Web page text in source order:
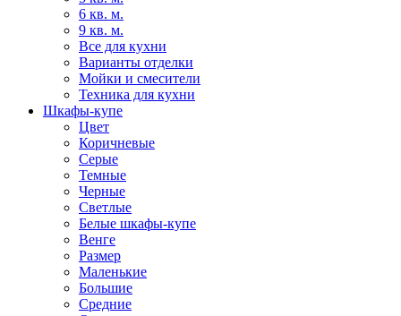
6 кв. м.
9 кв. м.
Все для кухни
Варианты отделки
Мойки и смесители
Техника для кухни
Шкафы-купе
Цвет
Коричневые
Серые
Темные
Черные
Светлые
Белые шкафы-купе
Венге
Размер
Маленькие
Большие
Средние